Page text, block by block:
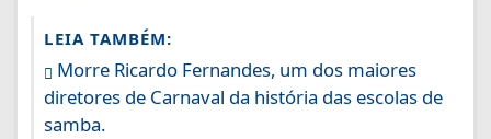
LEIA TAMBÉM:
Morre Ricardo Fernandes, um dos maiores
diretores de Carnaval da história das escolas de
samba.